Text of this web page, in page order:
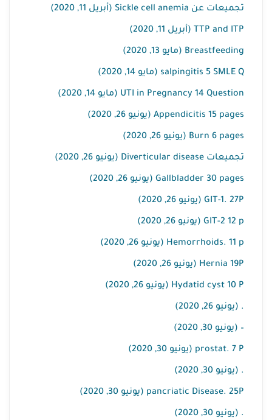
تجميعات عن Sickle cell anemia (أبريل 11, 2020)
TTP and ITP (أبريل 11, 2020)
Breastfeeding (مايو 13, 2020)
salpingitis 5 SMLE Q (مايو 14, 2020)
UTI in Pregnancy 14 Question (مايو 14, 2020)
Appendicitis 15 pages (يونيو 26, 2020)
Burn 6 pages (يونيو 26, 2020)
تجميعات Diverticular disease (يونيو 26, 2020)
Gallbladder 30 pages (يونيو 26, 2020)
GIT-1. 27P (يونيو 26, 2020)
GIT-2 12 p (يونيو 26, 2020)
Hemorrhoids. 11 p (يونيو 26, 2020)
Hernia 19P (يونيو 26, 2020)
Hydatid cyst 10 P (يونيو 26, 2020)
. (يونيو 26, 2020)
– (يونيو 30, 2020)
prostat. 7 P (يونيو 30, 2020)
. (يونيو 30, 2020)
pancriatic Disease. 25P (يونيو 30, 2020)
. (يونيو 30, 2020)